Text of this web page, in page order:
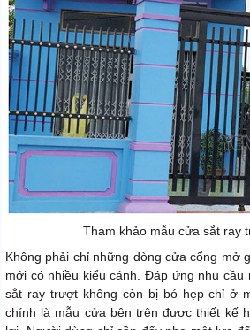
Tham khảo mẫu cửa sắt ray
Không phải chỉ những dòng cửa cổng mở
mới có nhiều kiểu cánh. Đáp ứng nhu cầu
sắt ray trượt không còn bị bó hẹp chỉ ở
chính là mẫu cửa bên trên được thiết kế